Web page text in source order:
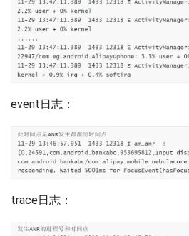
event日志：
trace日志：